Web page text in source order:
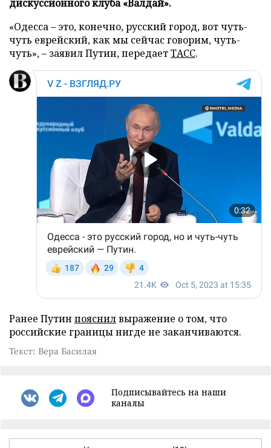
дискуссионного клуба «Валдай».
«Одесса – это, конечно, русский город, вот чуть-
чуть еврейский, как мы сейчас говорим, чуть-
чуть», – заявил Путин, передаетТАСС.
Ранее Путин пояснилвыражение о том, что
российские границы нигде не заканчиваются.
Текст: Вера Басилая
Подписывайтесь на наши
каналы